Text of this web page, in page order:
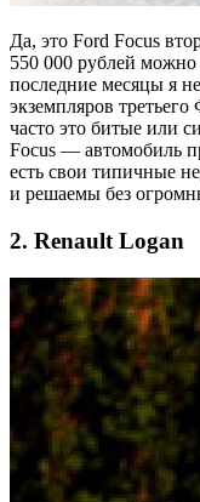
Да, это Ford Focus
550 000 рублей можно
последние месяцы я
экземпляров
часто это битые или
Focus — автомобиль
есть свои типичные
и решаемы без
2. Renault Logan